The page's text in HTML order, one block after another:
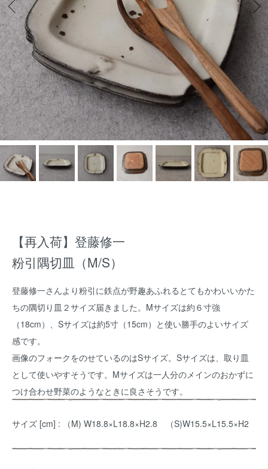
【再入荷】登藤修一
粉引隅切皿（M/S）
登藤修一さんより粉引に鉄点が野趣あふれるとてもかわいいかた
ちの隅切り皿２サイズ届きました。Mサイズは約６寸強
（18cm）、Sサイズは約5寸（15cm）と使い勝手のよいサイズ
感です。
画像のフォークをのせているのはSサイズ。Sサイズは、取り皿
として使いやすそうです。Mサイズは一人分のメインのおかずに
つけ合わせ野菜のようなときに良さそうです。
サイズ [cm] : （M) W18.8×L18.8×H2.8 （S)W15.5×L15.5×H2